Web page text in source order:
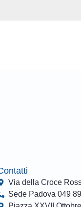
Via della Croce
Sede Padova 049